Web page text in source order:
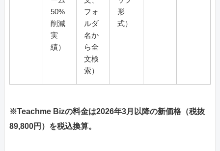
50%
削減
実
績）
フォ
ルダ
名か
ら全
文検
索）
形
式）
※Teachme Bizの料金は2026年3月以降の新価格（税抜
89,800円）を税込換算。